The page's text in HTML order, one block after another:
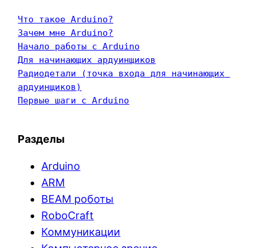
Что такое Arduino?
Зачем мне Arduino?
Начало работы с Arduino
Для начинающих ардуинщиков
Радиодетали (точка входа для начинающих
ардуинщиков)
Первые шаги с Arduino
Разделы
Arduino
ARM
BEAM роботы
RoboCraft
Коммуникации